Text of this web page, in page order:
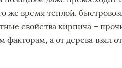
же время теплой,
свойства кирпича –
факторам, а от дерева взял